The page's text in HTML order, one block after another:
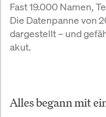
Fast 19.000 Namen,
Die Datenpanne von
dargestellt – und
akut.
Alles begann mit